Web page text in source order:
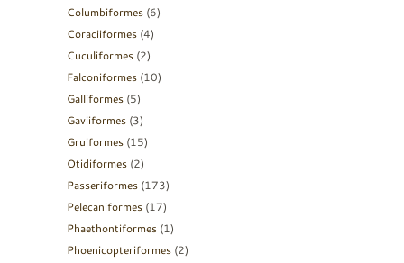
Columbiformes (6)
Coraciiformes (4)
Cuculiformes (2)
Falconiformes (10)
Galliformes (5)
Gaviiformes (3)
Gruiformes (15)
Otidiformes (2)
Passeriformes (173)
Pelecaniformes (17)
Phaethontiformes (1)
Phoenicopteriformes (2)